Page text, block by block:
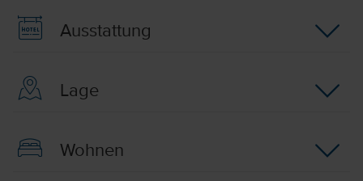
Ausstattung
Lage
Wohnen